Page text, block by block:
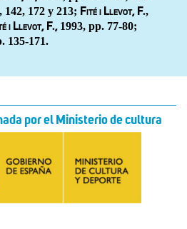
142, 172 y 213; Fité i Llevot, F.,
i Llevot, F., 1993, pp. 77-80;
135-171.
por el Ministerio de cultura